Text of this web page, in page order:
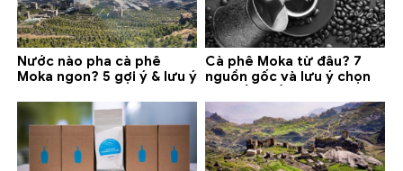
Nước nào pha cà phê
Moka ngon? 5 gợi ý & lưu ý
Cà phê Moka từ đâu? 7
nguồn gốc và lưu ý chọn